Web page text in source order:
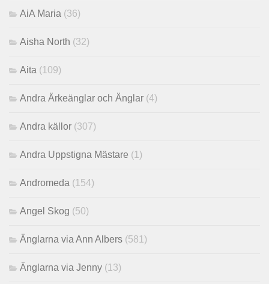
AiA Maria (36)
Aisha North (32)
Aita (109)
Andra Ärkeänglar och Änglar (4)
Andra källor (307)
Andra Uppstigna Mästare (1)
Andromeda (154)
Angel Skog (50)
Änglarna via Ann Albers (581)
Änglarna via Jenny (13)